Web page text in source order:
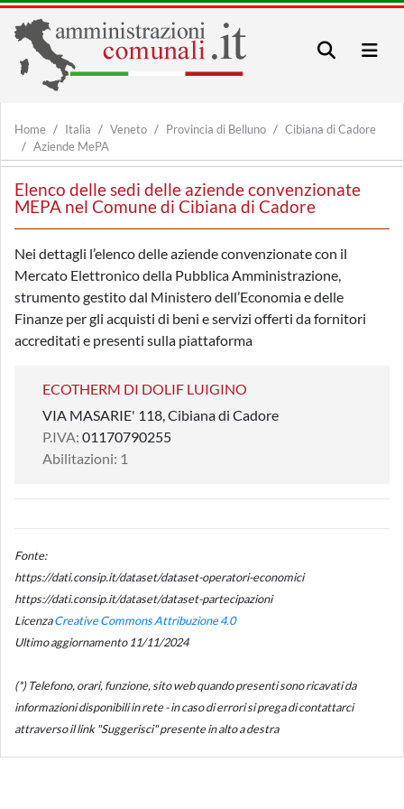
Home Italia Veneto Provincia di Belluno
Cibiana di Cadore
Aziende MePA
Elenco delle sedi delle aziende convenzionate
MEPA nel Comune di Cibiana di Cadore
Nei dettagli l’elenco delle aziende convenzionate con il
Mercato Elettronico della Pubblica Amministrazione,
strumento gestito dal Ministero dell’Economia e delle
Finanze per gli acquisti di beni e servizi offerti da fornitori
accreditati e presenti sulla piattaforma
ECOTHERM DI DOLIF LUIGINO
VIA MASARIE' 118, Cibiana di Cadore
P.IVA: 01170790255
Abilitazioni: 1
Fonte:
https://dati.consip.it/dataset/dataset-operatori-economici
https://dati.consip.it/dataset/dataset-partecipazioni
LicenzaCreative Commons Attribuzione 4.0
Ultimo aggiornamento 11/11/2024
(*) Telefono, orari, funzione, sito web quando presenti sono ricavati da
informazioni disponibili in rete - in caso di errori si prega di contattarci
attraverso il link "Suggerisci" presente in alto a destra